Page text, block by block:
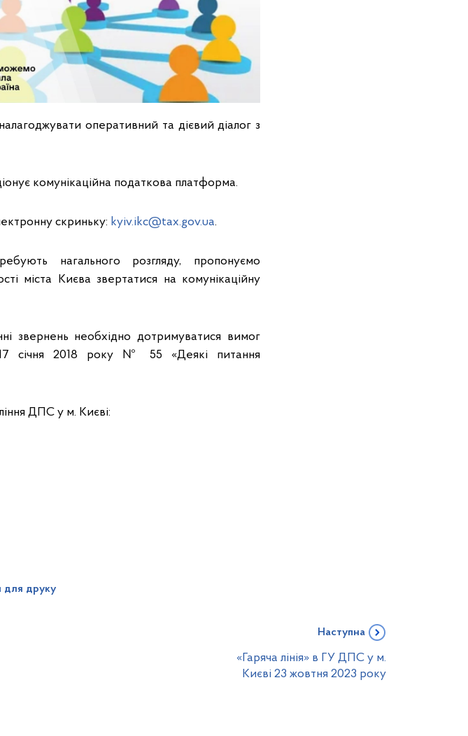
оперативний та дієвий діалог з
комунікаційна податкова платформа.
скриньку: kyiv.ikc@tax.gov.ua.
нагального розгляду, пропонуємо
міста Києва звертатися на комунікаційну
звернень необхідно дотримуватися вимог
17 січня 2018 року № 55 «Деякі питання
ДПС у м. Києві:
для друку
Наступна
«Гаряча лінія» в ГУ ДПС у м.
Києві 23 жовтня 2023 року